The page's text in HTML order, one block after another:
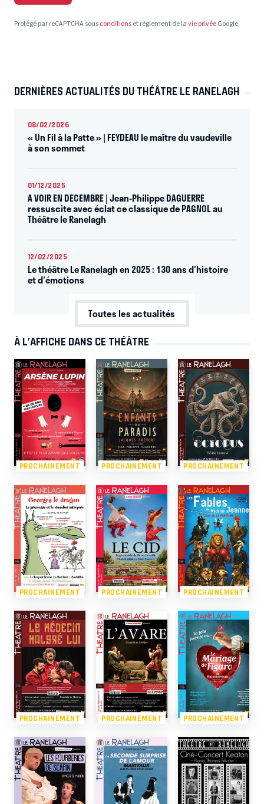
Protégé par reCAPTCHA sousconditionset règlement de lavie privéeGoogle.
DERNIÈRES ACTUALITÉS DU THÉÂTRE LE RANELAGH
08/02/2026
« Un Fil à la Patte » | FEYDEAU le maître du vaudeville
à son sommet
01/12/2025
A VOIR EN DECEMBRE | Jean-Philippe DAGUERRE
ressuscite avec éclat ce classique de PAGNOL au
Théâtre le Ranelagh
12/02/2025
Le théâtre Le Ranelagh en 2025 : 130 ans d'histoire
et d'émotions
Toutes les actualités
À L’AFFICHE DANS CE THÉÂTRE
PROCHAINEMENT PROCHAINEMENT PROCHAINEMENT
PROCHAINEMENT PROCHAINEMENT PROCHAINEMENT
PROCHAINEMENT PROCHAINEMENT PROCHAINEMENT